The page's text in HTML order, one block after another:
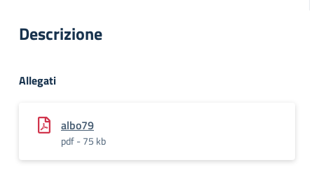
Descrizione
Allegati
albo79
pdf - 75 kb